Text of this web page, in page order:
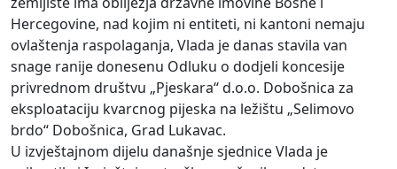
Hercegovine, nad kojim ni entiteti, ni kantoni nemaju
ovlaštenja raspolaganja, Vlada je danas stavila van
snage ranije donesenu Odluku o dodjeli koncesije
privrednom društvu „Pjeskara“ d.o.o. Dobošnica za
eksploataciju kvarcnog pijeska na ležištu „Selimovo
brdo“ Dobošnica, Grad Lukavac.
U izvještajnom dijelu današnje sjednice Vlada je